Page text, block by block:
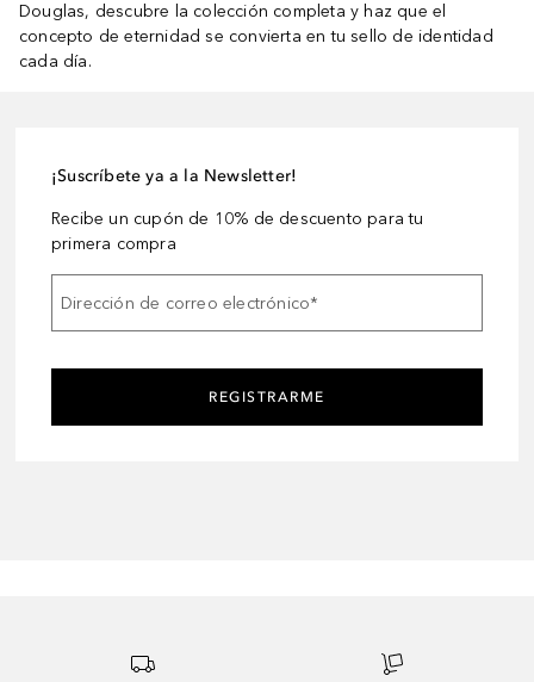
Douglas, descubre la colección completa y haz que el
concepto de eternidad se convierta en tu sello de identidad
cada día.
¡Suscríbete ya a la Newsletter!
Recibe un cupón de 10% de descuento para tu
primera compra
Dirección de correo electrónico*
REGISTRARME